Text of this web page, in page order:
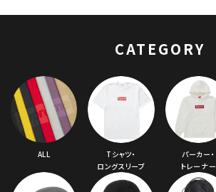
CATEGORY
ALL
Tシャツ・
ロングスリーブ
パーカー・
トレーナー